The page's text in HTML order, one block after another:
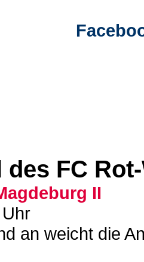
des FC
II
an weicht die